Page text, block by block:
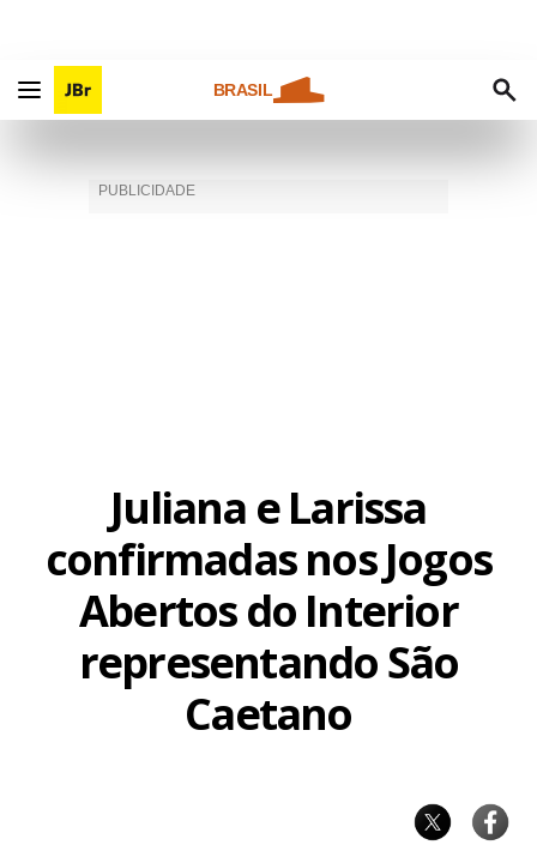
BRASIL
Juliana e Larissa
confirmadas nos Jogos
Abertos do Interior
representando São
Caetano